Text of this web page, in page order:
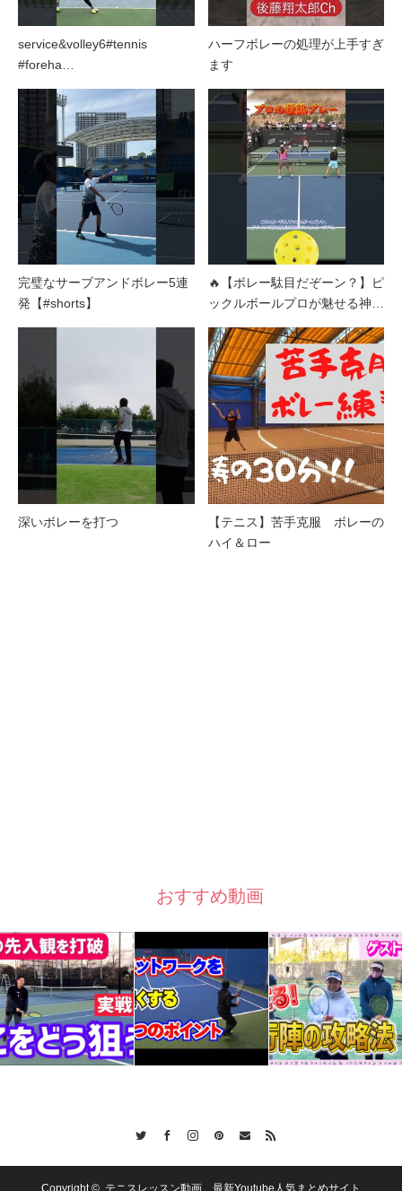
service&volley6#tennis
#foreha…
ハーフボレーの処理が上手すぎ
ます
完璧なサーブアンドボレー5連
発【#shorts】
🔥【ボレー駄目だぞーン？】ピ
ックルボールプロが魅せる神…
深いボレーを打つ
【テニス】苦手克服 ボレーの
ハイ＆ロー
おすすめ動画
Copyright © テニスレッスン動画 最新Youtube人気まとめサイト